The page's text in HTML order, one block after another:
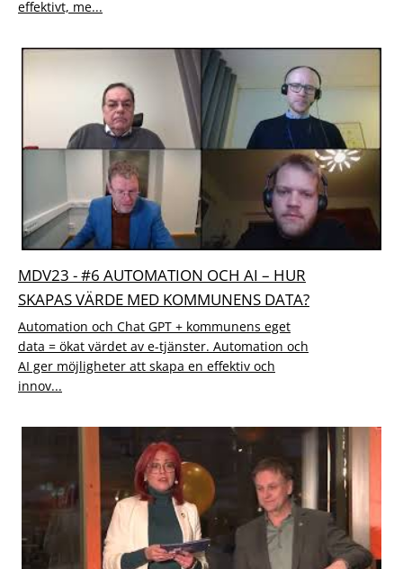
effektivt, me...
MDV23 - #6 AUTOMATION OCH AI – HUR
SKAPAS VÄRDE MED KOMMUNENS DATA?
Automation och Chat GPT + kommunens eget
data = ökat värdet av e-tjänster. Automation och
AI ger möjligheter att skapa en effektiv och
innov...